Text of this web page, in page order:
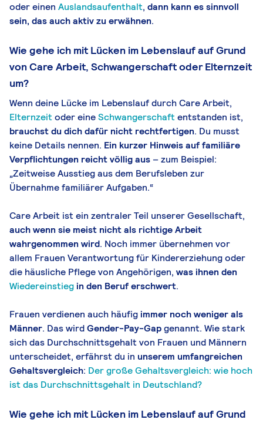
oder einen Auslandsaufenthalt, dann kann es sinnvoll
sein, das auch aktiv zu erwähnen.
Wie gehe ich mit Lücken im Lebenslauf auf Grund
von Care Arbeit, Schwangerschaft oder Elternzeit
um?
Wenn deine Lücke im Lebenslauf durch Care Arbeit,
Elternzeitoder eineSchwangerschaftentstanden ist,
brauchst du dich dafür nicht rechtfertigen. Du musst
keine Details nennen. Ein kurzer Hinweis auf familiäre
Verpflichtungen reicht völlig aus – zum Beispiel:
„Zeitweise Ausstieg aus dem Berufsleben zur
Übernahme familiärer Aufgaben.“
Care Arbeit ist ein zentraler Teil unserer Gesellschaft,
auch wenn sie meist nicht als richtige Arbeit
wahrgenommenwird. Noch immer übernehmen vor
allem Frauen Verantwortung für Kindererziehung oder
die häusliche Pflege von Angehörigen, was ihnen den
Wiedereinstiegin den Beruf erschwert.
Frauen verdienen auch häufigimmer noch weniger als
Männer. Das wirdGender-Pay-Gapgenannt. Wie stark
sich das Durchschnittsgehalt von Frauen und Männern
unterscheidet, erfährst du in unserem umfangreichen
Gehaltsvergleich: Der große Gehaltsvergleich: wie hoch
ist das Durchschnittsgehalt in Deutschland?
Wie gehe ich mit Lücken im Lebenslauf auf Grund